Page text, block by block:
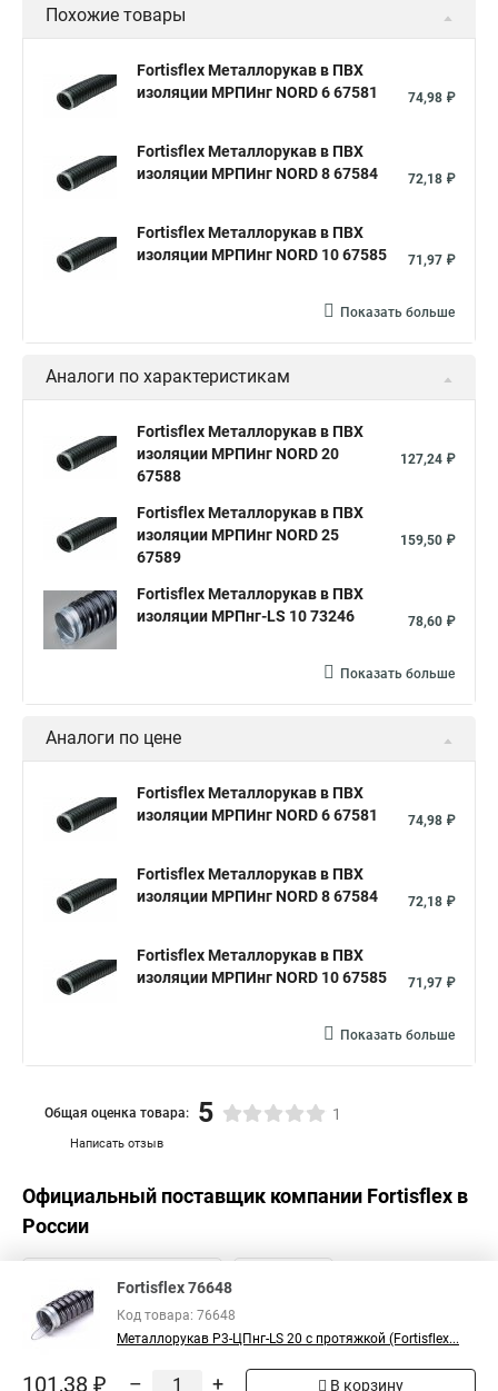
Похожие товары
Fortisflex Металлорукав в ПВХ
изоляции МРПИнг NORD 6 67581
74,98 ₽
Fortisflex Металлорукав в ПВХ
изоляции МРПИнг NORD 8 67584
72,18 ₽
Fortisflex Металлорукав в ПВХ
изоляции МРПИнг NORD 10 67585
71,97 ₽
Показать больше
Аналоги по характеристикам
Fortisflex Металлорукав в ПВХ
изоляции МРПИнг NORD 20
67588
127,24 ₽
Fortisflex Металлорукав в ПВХ
изоляции МРПИнг NORD 25
67589
159,50 ₽
Fortisflex Металлорукав в ПВХ
изоляции МРПнг-LS 10 73246
78,60 ₽
Показать больше
Аналоги по цене
Fortisflex Металлорукав в ПВХ
изоляции МРПИнг NORD 6 67581
74,98 ₽
Fortisflex Металлорукав в ПВХ
изоляции МРПИнг NORD 8 67584
72,18 ₽
Fortisflex Металлорукав в ПВХ
изоляции МРПИнг NORD 10 67585
71,97 ₽
Показать больше
Написать отзыв
Общая оценка товара: 5 1
Официальный поставщик компании Fortisflex в
России
Fortisflex 76648
Код товара: 76648
Металлорукав Р3-ЦПнг-LS 20 с протяжкой (Fortisflex...
101,38 ₽ – + В корзину